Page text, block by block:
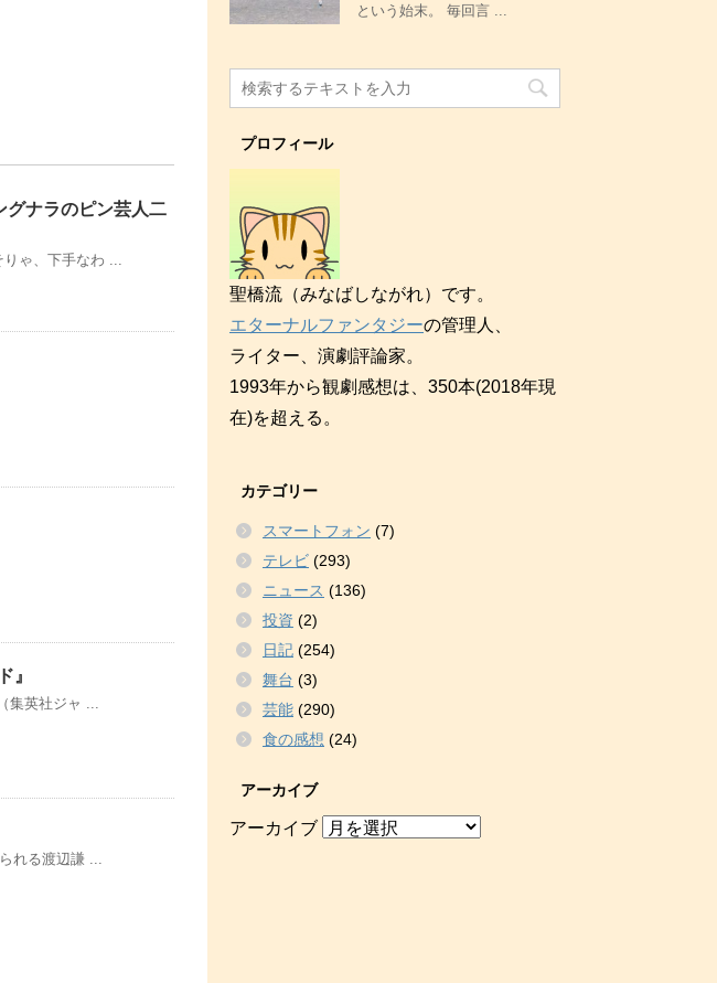
ナラのピン芸人二
りゃ、下手なわ ...
』
集英社ジャ ...
れる渡辺謙 ...
という始末。 毎回言 ...
プロフィール
聖橋流（みなばしながれ）です。
エターナルファンタジーの管理人、
ライター、演劇評論家。
1993年から観劇感想は、350本(2018年現
在)を超える。
カテゴリー
スマートフォン (7)
テレビ (293)
ニュース (136)
投資 (2)
日記 (254)
舞台 (3)
芸能 (290)
食の感想 (24)
アーカイブ
アーカイブ